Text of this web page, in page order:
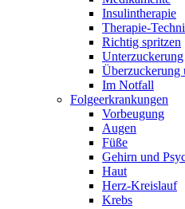
Insulintherapie
Therapie-
Richtig spritzen
Unterzuckerung
Überzuckerung
Im Notfall
Folgeerkrankungen
Vorbeugung
Augen
Füße
Gehirn und
Haut
Herz-Kreislauf
Krebs